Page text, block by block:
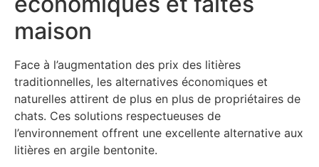
maison
Face à l’augmentation des prix des litières
traditionnelles, les alternatives économiques et
naturelles attirent de plus en plus de propriétaires de
chats. Ces solutions respectueuses de
l’environnement offrent une excellente alternative aux
litières en argile bentonite.